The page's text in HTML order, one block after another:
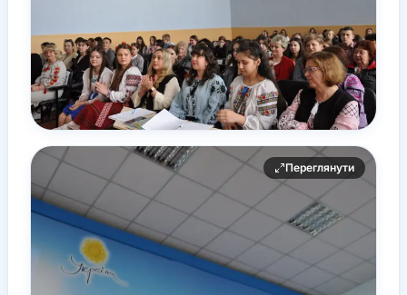
Переглянути